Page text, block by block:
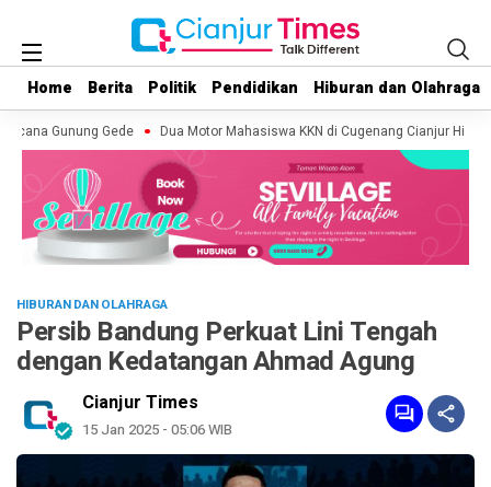
Home Berita Politik Pendidikan Hiburan dan Olahraga
Home Berita Politik Pendidikan Hiburan dan Olahraga
Gunung Gede Dua Motor Mahasiswa KKN di Cugenang Cianjur Hilang,
HIBURAN DAN OLAHRAGA
Persib Bandung Perkuat Lini Tengah
dengan Kedatangan Ahmad Agung
Cianjur Times
15 Jan 2025 - 05:06 WIB